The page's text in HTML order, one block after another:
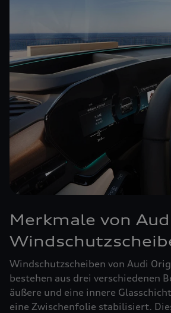
Merkmale von
Windschutzscheiben von Audi
bestehen aus drei verschiedenen
äußere und eine innere
eine Zwischenfolie stabilisiert.